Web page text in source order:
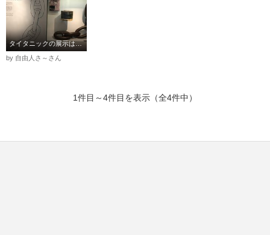
タイタニックの展示はこのくらいが価値があるのかな・・・
by 自由人さ～さん
1件目～4件目を表示（全4件中）